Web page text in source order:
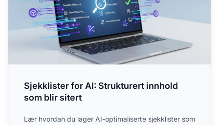
Sjekklister for AI: Strukturert innhold
som blir sitert
Lær hvordan du lager AI-optimaliserte sjekklister som